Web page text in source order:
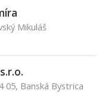
Mikuláš
05, Banská Bystrica